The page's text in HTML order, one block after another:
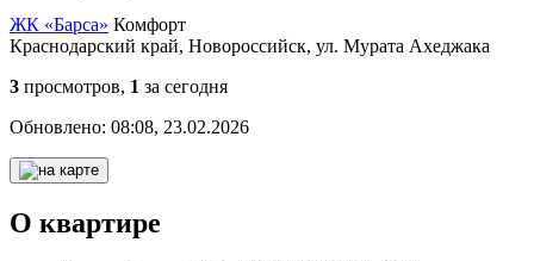
ЖК «Барса» Комфорт
Краснодарский край, Новороссийск, ул. Мурата Ахеджака
3 просмотров, 1 за сегодня
Обновлено: 08:08, 23.02.2026
О квартире